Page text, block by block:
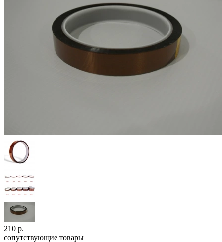
210 р.
сопутствующие товары